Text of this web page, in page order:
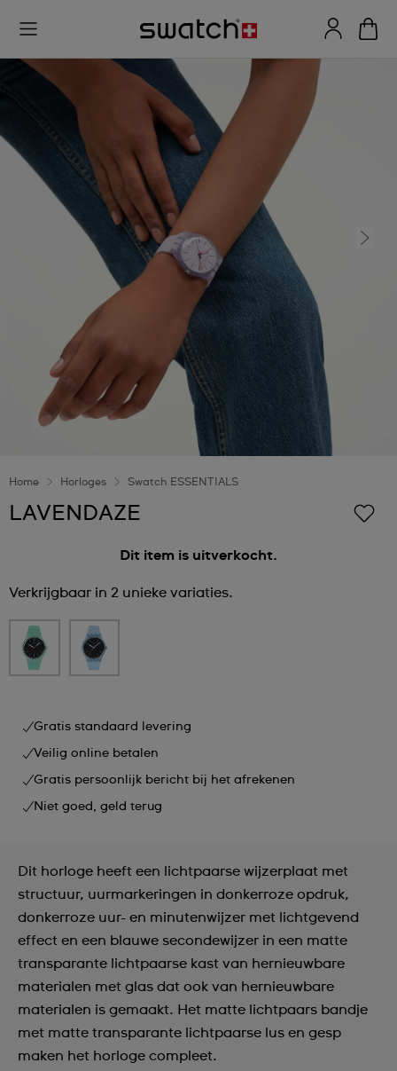
Home Horloges Swatch ESSENTIALS
LAVENDAZE
Dit item is uitverkocht.
Verkrijgbaar in 2 unieke variaties.
Gratis standaard levering
Veilig online betalen
Gratis persoonlijk bericht bij het afrekenen
Niet goed, geld terug
Dit horloge heeft een lichtpaarse wijzerplaat met
structuur, uurmarkeringen in donkerroze opdruk,
donkerroze uur- en minutenwijzer met lichtgevend
effect en een blauwe secondewijzer in een matte
transparante lichtpaarse kast van hernieuwbare
materialen met glas dat ook van hernieuwbare
materialen is gemaakt. Het matte lichtpaars bandje
met matte transparante lichtpaarse lus en gesp
maken het horloge compleet.